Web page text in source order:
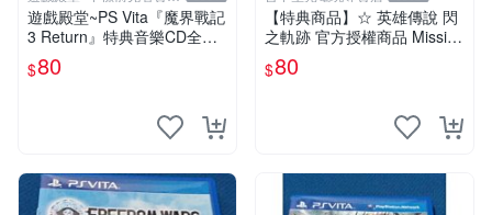
關於我
遊戲殿堂~PS Vita『魔界戰記
3 Return』特典音樂CD全新
品未使用(不含遊戲片喔)
$80
【特典商品】☆ 英雄傳說 閃
之軌跡 官方授權商品 Missi限
定 彈力手機支架 ☆全新品
【特價優惠】台中星光電玩
$80